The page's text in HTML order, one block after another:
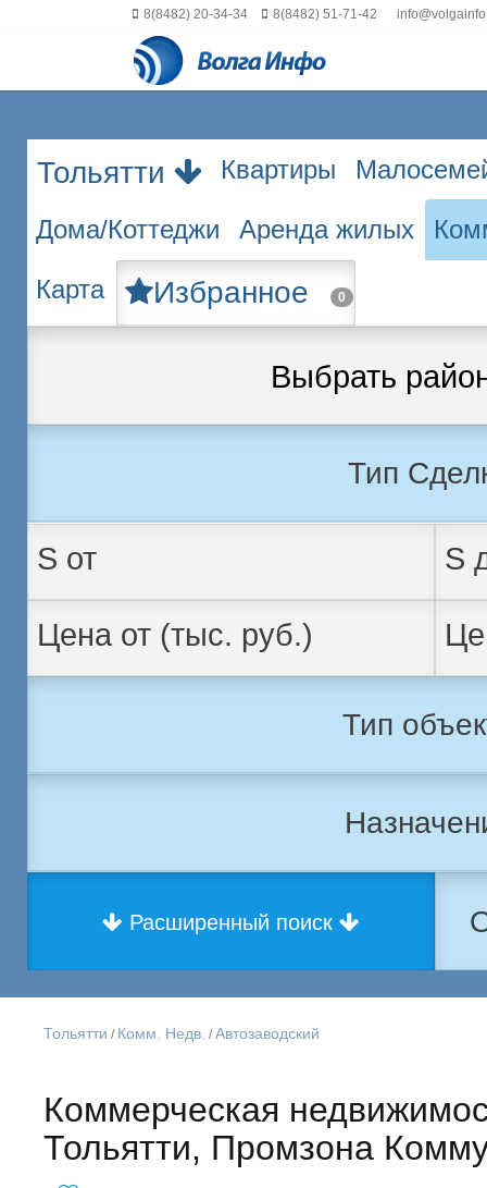
8(8482) 20-34-34 8(8482) 51-71-42
Тольятти Квартиры
Дома/Коттеджи Аренда жилых
Карта Избранное 0
Выбрать
Тип
Тип
Расширенный поиск
Тольятти / Комм. Недв. /Автозаводский
Коммерческая
Тольятти, Промзона